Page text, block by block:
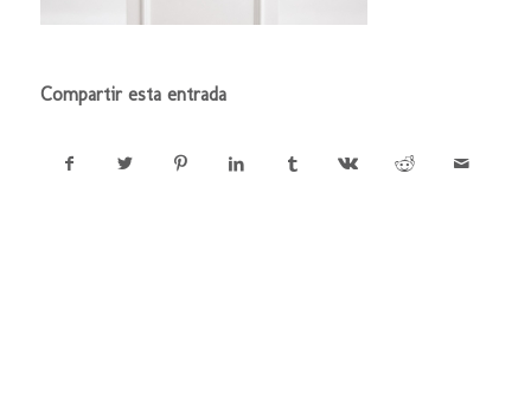
Compartir esta entrada